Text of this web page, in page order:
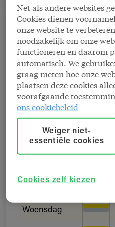
Onze kantoren werken
voor verrichtingen aan
van het loket kunnen
Kantoor
9 10 11
Woensdag
Net als andere websites
Cookies dienen
onze website te
noodzakelijk om onze
functioneren en daarom
automatisch. We
graag meten hoe onze
plaatsen deze cookies
voorafgaande
ons cookiebeleid
Cookies zelf kiezen
Weiger niet-
essentiële cookies